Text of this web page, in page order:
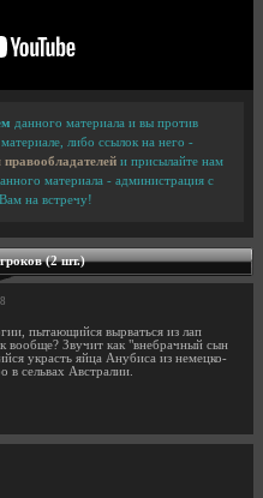
данного материала и вы против
либо ссылок на него -
и присылайте нам
материала - администрация с
на встречу!
(2 шт.)
пытающийся вырваться из лап
вообще? Звучит как "внебрачный сын
украсть яйца Анубиса из немецко-
в сельвах Австралии.